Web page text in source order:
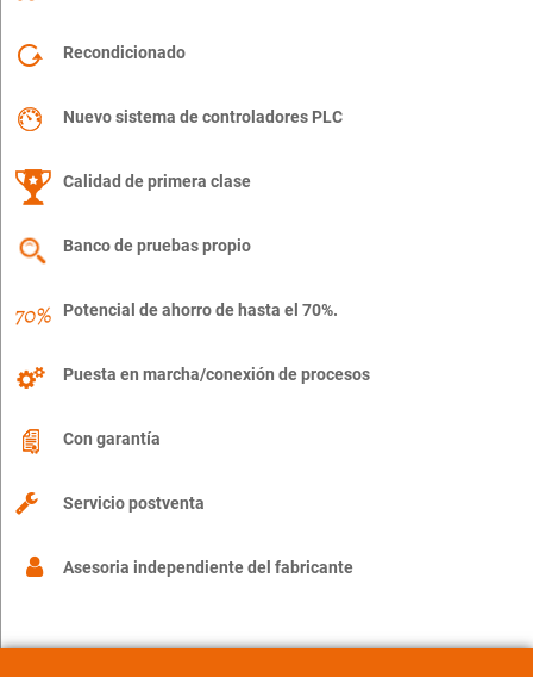
Recondicionado
Nuevo sistema de controladores PLC
Calidad de primera clase
Banco de pruebas propio
Potencial de ahorro de hasta el 70%.
Puesta en marcha/conexión de procesos
Con garantía
Servicio postventa
Asesoria independiente del fabricante